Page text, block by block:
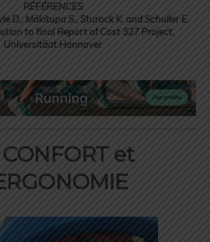
RÉFÉRENCES
D., Mäkitupa S., Sturock K. and Schuller E.
to final Report of Cost 327 Project,
Universitäat Hannover
et